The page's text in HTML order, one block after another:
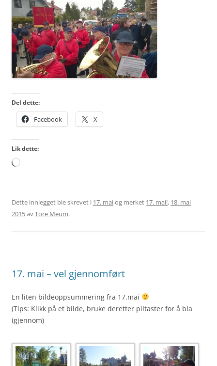
Del dette:
Facebook X
Lik dette:
Laster
Dette innlegget ble skrevet i 17. maiog merket 17. mai!, 18. mai
2015avTore Meum.
17. mai – vel gjennomført
En liten bildeoppsummering fra 17.mai
(Tips: Klikk på et bilde, bruke deretter piltaster for å bla
igjennom)